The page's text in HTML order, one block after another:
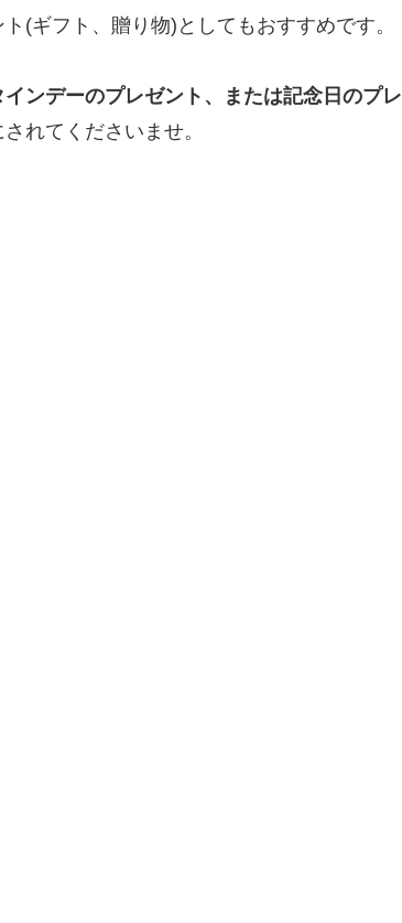
(ギフト、贈り物)としてもおすすめです。
ンデーのプレゼント、または記念日のプレ
れてくださいませ。